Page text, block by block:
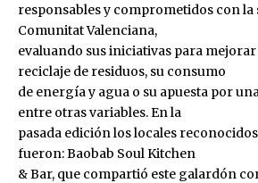
responsables y comprometidos con la
Comunitat Valenciana,
evaluando sus iniciativas para
reciclaje de residuos, su consumo
de energía y agua o su apuesta por
entre otras variables. En la
pasada edición los locales
fueron: Baobab Soul Kitchen
& Bar, que compartió este galardón